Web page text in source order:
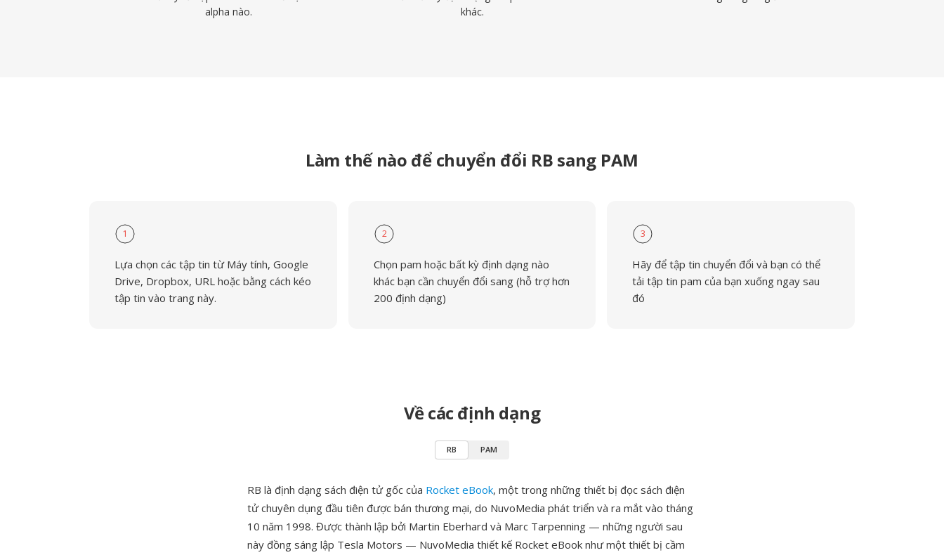
alpha nào.
khác.
Làm thế nào để chuyển đổi RB sang PAM
1
Lựa chọn các tập tin từ Máy tính, Google
Drive, Dropbox, URL hoặc bằng cách kéo
tập tin vào trang này.
2
Chọn pam hoặc bất kỳ định dạng nào
khác bạn cần chuyển đổi sang (hỗ trợ hơn
200 định dạng)
3
Hãy để tập tin chuyển đổi và bạn có thể
tải tập tin pam của bạn xuống ngay sau
đó
Về các định dạng
RB PAM
RB là định dạng sách điện tử gốc của Rocket eBook, một trong những thiết bị đọc sách điện
tử chuyên dụng đầu tiên được bán thương mại, do NuvoMedia phát triển và ra mắt vào tháng
10 năm 1998. Được thành lập bởi Martin Eberhard và Marc Tarpenning — những người sau
này đồng sáng lập Tesla Motors — NuvoMedia thiết kế Rocket eBook như một thiết bị cầm